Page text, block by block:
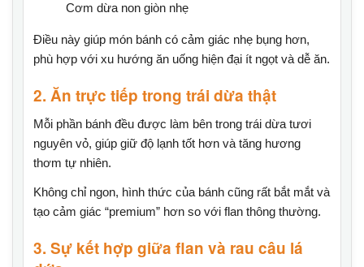
Cơm dừa non giòn nhẹ
Điều này giúp món bánh có cảm giác nhẹ bụng hơn,
phù hợp với xu hướng ăn uống hiện đại ít ngọt và dễ ăn.
2. Ăn trực tiếp trong trái dừa thật
Mỗi phần bánh đều được làm bên trong trái dừa tươi
nguyên vỏ, giúp giữ độ lạnh tốt hơn và tăng hương
thơm tự nhiên.
Không chỉ ngon, hình thức của bánh cũng rất bắt mắt và
tạo cảm giác “premium” hơn so với flan thông thường.
3. Sự kết hợp giữa flan và rau câu lá